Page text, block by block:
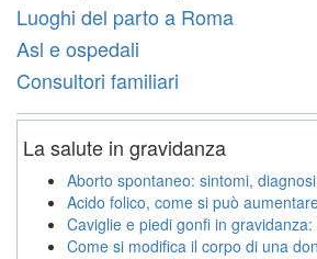
Luoghi del parto a Roma
Asl e ospedali
Consultori familiari
La salute in gravidanza
Aborto spontaneo: sintomi,
Acido folico, come si può
Caviglie e piedi gonfi in
Come si modifica il corpo di una